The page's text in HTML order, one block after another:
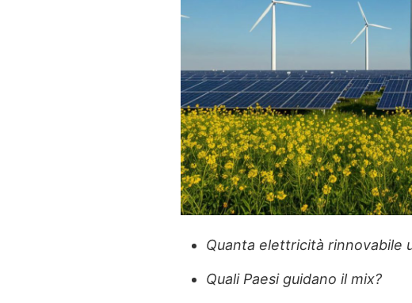
Quanta elettricità rinnovabile
Quali Paesi guidano il mix?